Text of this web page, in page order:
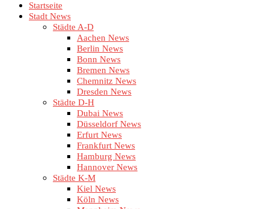
Startseite
Stadt News
Städte A-D
Aachen News
Berlin News
Bonn News
Bremen News
Chemnitz News
Dresden News
Städte D-H
Dubai News
Düsseldorf News
Erfurt News
Frankfurt News
Hamburg News
Hannover News
Städte K-M
Kiel News
Köln News